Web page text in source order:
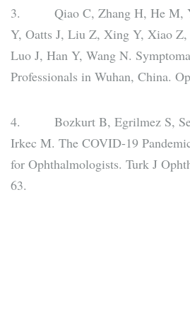
3. Qiao C, Zhang H, He M,
Y, Oatts J, Liu Z, Xing Y, Xiao
Luo J, Han Y, Wang N.
Professionals in Wuhan, China.
4. Bozkurt B, Egrilmez S,
Irkec M. The COVID-19
for Ophthalmologists. Turk J
63.